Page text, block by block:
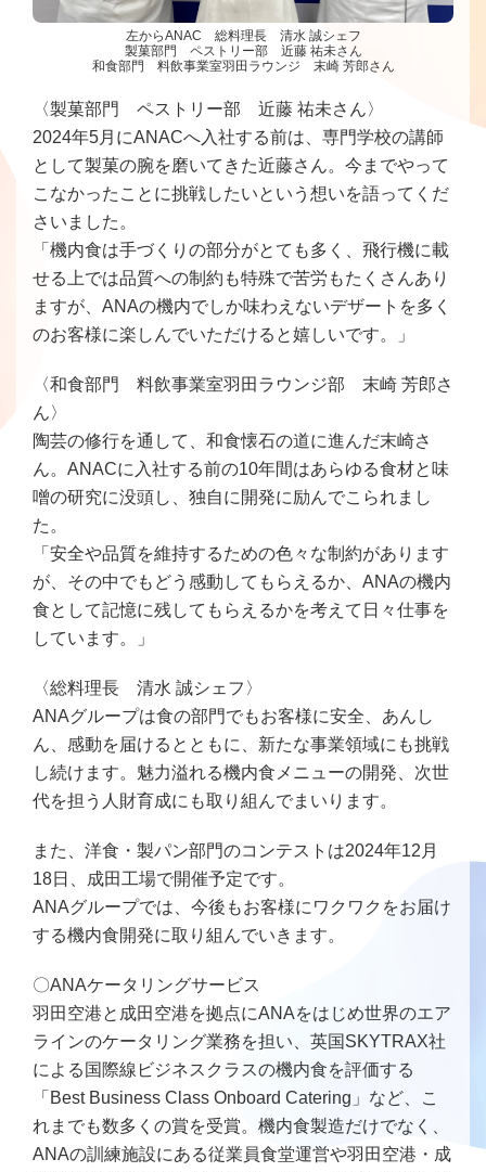
左からANAC 総料理長 清水 誠シェフ
製菓部門 ペストリー部 近藤 祐未さん
和食部門 料飲事業室羽田ラウンジ 末崎 芳郎さん
〈製菓部門 ペストリー部 近藤 祐未さん〉
2024年5月にANACへ入社する前は、専門学校の講師
として製菓の腕を磨いてきた近藤さん。今までやって
こなかったことに挑戦したいという想いを語ってくだ
さいました。
「機内食は手づくりの部分がとても多く、飛行機に載
せる上では品質への制約も特殊で苦労もたくさんあり
ますが、ANAの機内でしか味わえないデザートを多く
のお客様に楽しんでいただけると嬉しいです。」
〈和食部門 料飲事業室羽田ラウンジ部 末崎 芳郎さ
ん〉
陶芸の修行を通して、和食懐石の道に進んだ末崎さ
ん。ANACに入社する前の10年間はあらゆる食材と味
噌の研究に没頭し、独自に開発に励んでこられまし
た。
「安全や品質を維持するための色々な制約があります
が、その中でもどう感動してもらえるか、ANAの機内
食として記憶に残してもらえるかを考えて日々仕事を
しています。」
〈総料理長 清水 誠シェフ〉
ANAグループは食の部門でもお客様に安全、あんし
ん、感動を届けるとともに、新たな事業領域にも挑戦
し続けます。魅力溢れる機内食メニューの開発、次世
代を担う人財育成にも取り組んでまいります。
また、洋食・製パン部門のコンテストは2024年12月
18日、成田工場で開催予定です。
ANAグループでは、今後もお客様にワクワクをお届け
する機内食開発に取り組んでいきます。
〇ANAケータリングサービス
羽田空港と成田空港を拠点にANAをはじめ世界のエア
ラインのケータリング業務を担い、英国SKYTRAX社
による国際線ビジネスクラスの機内食を評価する
「Best Business Class Onboard Catering」など、こ
れまでも数多くの賞を受賞。機内食製造だけでなく、
ANAの訓練施設にある従業員食堂運営や羽田空港・成